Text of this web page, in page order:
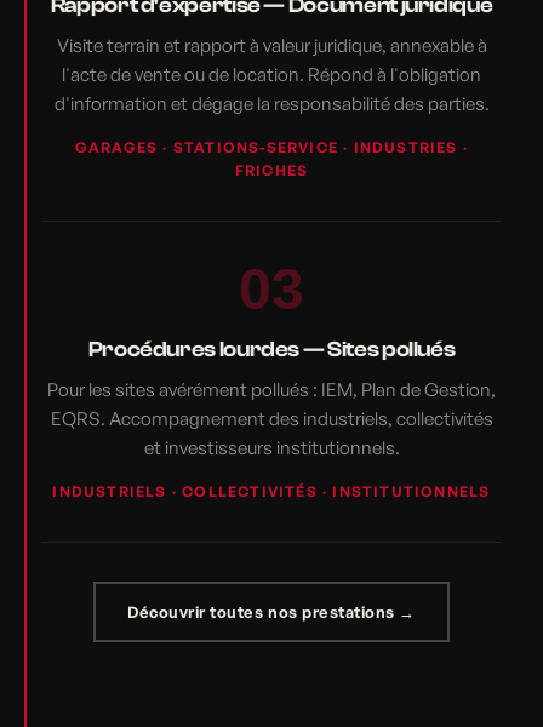
Rapport d'expertise — Document juridique
Visite terrain et rapport à valeur juridique, annexable à
l'acte de vente ou de location. Répond à l'obligation
d'information et dégage la responsabilité des parties.
GARAGES · STATIONS-SERVICE · INDUSTRIES ·
FRICHES
03
Procédures lourdes — Sites pollués
Pour les sites avérément pollués : IEM, Plan de Gestion,
EQRS. Accompagnement des industriels, collectivités
et investisseurs institutionnels.
INDUSTRIELS · COLLECTIVITÉS · INSTITUTIONNELS
Découvrir toutes nos prestations →